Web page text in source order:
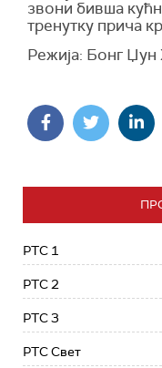
звони бивша
тренутку прича
Режија: Бонг Џун
РТС 1
РТС 2
РТС 3
РТС Свет